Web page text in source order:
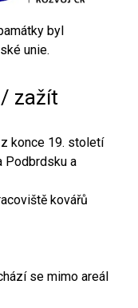
byl
unie.
zažít
konce 19. století
Podbrdsku a
kovářů
se mimo areál